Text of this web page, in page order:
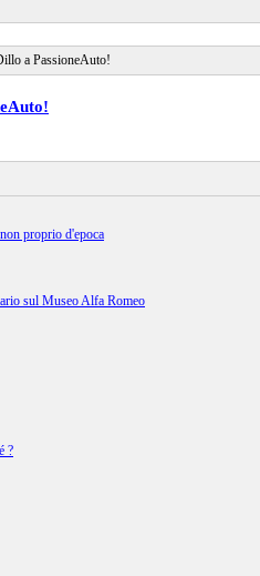
a PassioneAuto!
proprio d'epoca
sul Museo Alfa Romeo
?